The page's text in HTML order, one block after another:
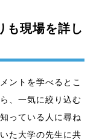
も現場を詳し
ントを学べるとこ
、一気に絞り込む
っている人に尋ね
た大学の先生に共